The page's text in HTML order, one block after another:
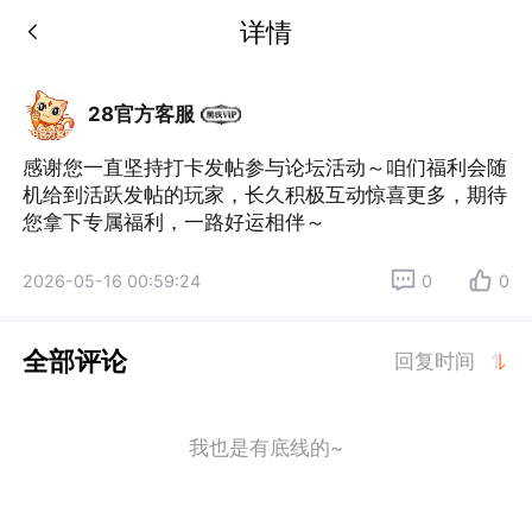
详情
28官方客服
感谢您一直坚持打卡发帖参与论坛活动～咱们福利会随
机给到活跃发帖的玩家，长久积极互动惊喜更多，期待
您拿下专属福利，一路好运相伴～
2026-05-16 00:59:24 0 0
全部评论 回复时间
我也是有底线的~